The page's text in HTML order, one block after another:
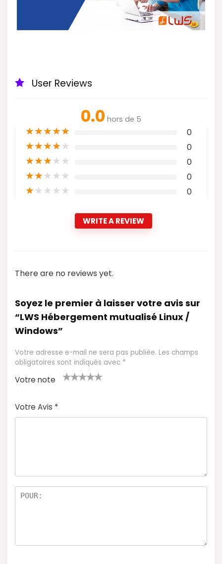
User Reviews
0.0 hors de 5
★★★★★ 0
★★★★★ 0
★★★★★ 0
★★★★★ 0
★★★★★ 0
WRITE A REVIEW
There are no reviews yet.
Soyez le premier à laisser votre avis sur
“LWS Hébergement mutualisé Linux /
Windows”
Votre adresse e-mail ne sera pas publiée. Les champs
obligatoires sont indiqués avec *
Votre note
t
ur
s
5
Votre Avis *